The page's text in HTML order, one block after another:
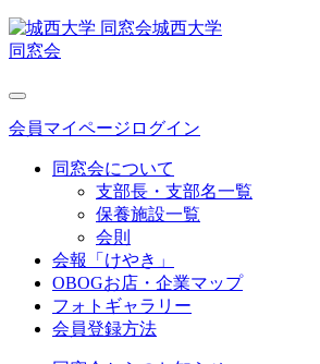
城西大学
同窓会
会員マイページログイン
同窓会について
支部長・支部名一覧
保養施設一覧
会則
会報「けやき」
OBOGお店・企業マップ
フォトギャラリー
会員登録方法